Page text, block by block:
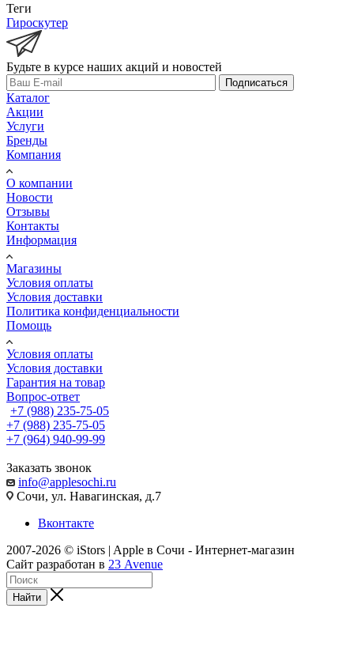
Теги
Гироскутер
Будьте в курсе наших акций и новостей
Подписаться
Каталог
Акции
Услуги
Бренды
Компания
О компании
Новости
Отзывы
Контакты
Информация
Магазины
Условия оплаты
Условия доставки
Политика конфиденциальности
Помощь
Условия оплаты
Условия доставки
Гарантия на товар
Вопрос-ответ
+7 (988) 235-75-05
+7 (988) 235-75-05
+7 (964) 940-99-99
Заказать звонок
info@applesochi.ru
Сочи, ул. Навагинская, д.7
Вконтакте
2007-2026 © iStors | Apple в Сочи - Интернет-магазин
Сайт разработан в 23 Avenue
Найти